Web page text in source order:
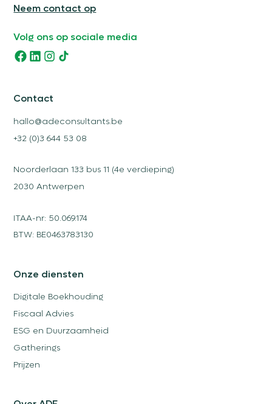
Neem contact op
Volg ons op sociale media
Contact
hallo@adeconsultants.be
+32 (0)3 644 53 08
Noorderlaan 133 bus 11 (4e verdieping)
2030 Antwerpen
ITAA-nr: 50.069.174
BTW: BE0463783130
Onze diensten
Digitale Boekhouding
Fiscaal Advies
ESG en Duurzaamheid
Gatherings
Prijzen